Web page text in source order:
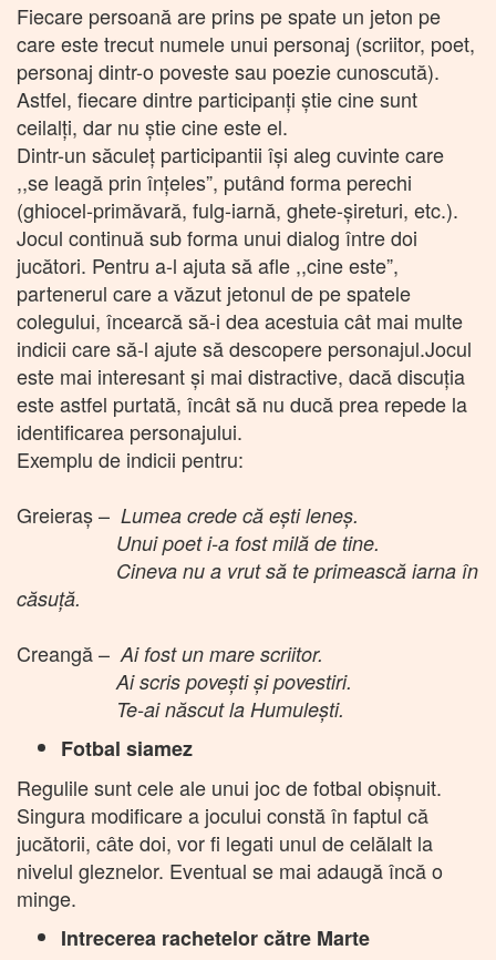
Fiecare persoană are prins pe spate un jeton pe
care este trecut numele unui personaj (scriitor, poet,
personaj dintr-o poveste sau poezie cunoscută).
Astfel, fiecare dintre participanţi ştie cine sunt
ceilalţi, dar nu ştie cine este el.
Dintr-un săculeţ participantii îşi aleg cuvinte care
,,se leagă prin înţeles”, putând forma perechi
(ghiocel-primăvară, fulg-iarnă, ghete-şireturi, etc.).
Jocul continuă sub forma unui dialog între doi
jucători. Pentru a-l ajuta să afle ,,cine este”,
partenerul care a văzut jetonul de pe spatele
colegului, încearcă să-i dea acestuia cât mai multe
indicii care să-l ajute să descopere personajul.Jocul
este mai interesant şi mai distractive, dacă discuţia
este astfel purtată, încât să nu ducă prea repede la
identificarea personajului.
Exemplu de indicii pentru:
Greieraş – Lumea crede că eşti leneş.
Unui poet i-a fost milă de tine.
Cineva nu a vrut să te primească iarna în
căsuţă.
Creangă – Ai fost un mare scriitor.
Ai scris poveşti şi povestiri.
Te-ai născut la Humuleşti.
Fotbal siamez
Regulile sunt cele ale unui joc de fotbal obişnuit.
Singura modificare a jocului constă în faptul că
jucătorii, câte doi, vor fi legati unul de celălalt la
nivelul gleznelor. Eventual se mai adaugă încă o
minge.
Intrecerea rachetelor către Marte